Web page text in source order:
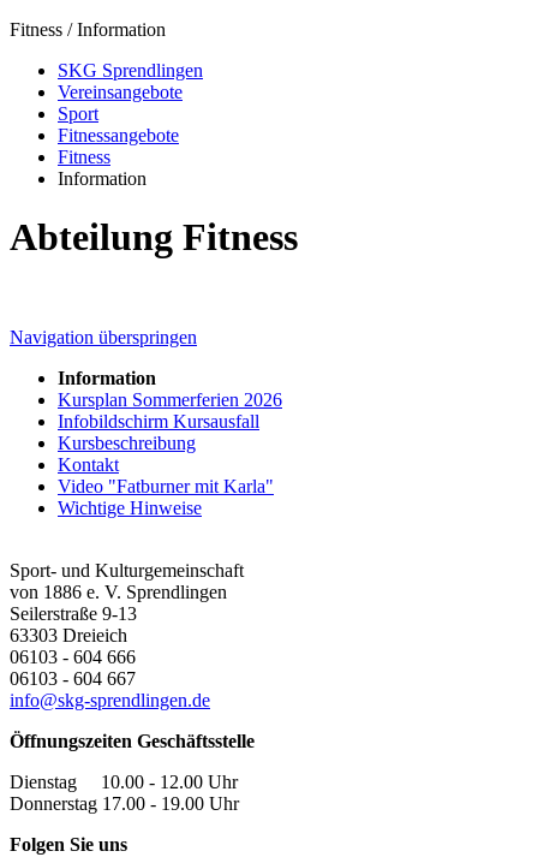
Fitness / Information
SKG Sprendlingen
Vereinsangebote
Sport
Fitnessangebote
Fitness
Information
Abteilung Fitness
Navigation überspringen
Information
Kursplan Sommerferien 2026
Infobildschirm Kursausfall
Kursbeschreibung
Kontakt
Video "Fatburner mit Karla"
Wichtige Hinweise
Sport- und Kulturgemeinschaft
von 1886 e. V. Sprendlingen
Seilerstraße 9-13
63303 Dreieich
06103 - 604 666
06103 - 604 667
info@skg-sprendlingen.de
Öffnungszeiten Geschäftsstelle
Dienstag 10.00 - 12.00 Uhr
Donnerstag 17.00 - 19.00 Uhr
Folgen Sie uns